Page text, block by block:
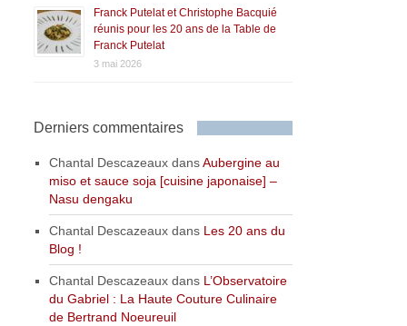
Franck Putelat et Christophe Bacquié
réunis pour les 20 ans de la Table de
Franck Putelat
3 mai 2026
Derniers commentaires
Chantal Descazeaux dansAubergine au
miso et sauce soja [cuisine japonaise] –
Nasu dengaku
Chantal Descazeaux dans Les 20 ans du
Blog !
Chantal Descazeaux dans L’Observatoire
du Gabriel : La Haute Couture Culinaire
de Bertrand Noeureuil